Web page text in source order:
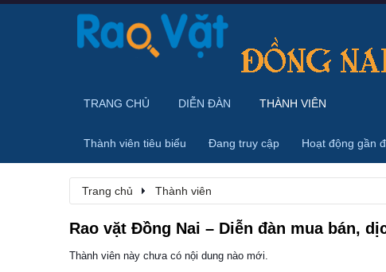
Trang chủ Thành viên
Rao vặt Đồng Nai – Diễn đàn mua bán,
Thành viên này chưa có nội dung nào mới.
TRANG CHỦ DIỄN ĐÀN THÀNH VIÊN
Thành viên tiêu biểu Đang truy cập Hoạt động gần